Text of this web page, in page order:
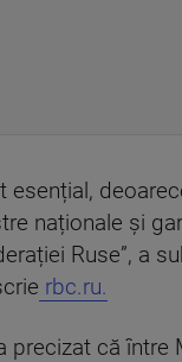
esențial,
naționale și
Ruse”, a
rbc.ru.
precizat că între